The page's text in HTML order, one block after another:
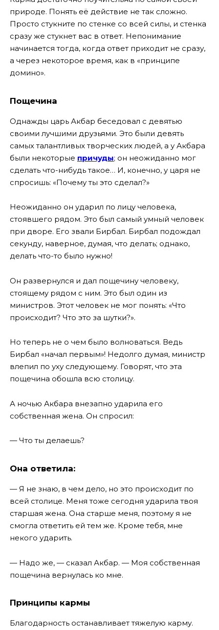
природе. Понять её действие не так сложно.
Просто стукните по стенке со всей силы, и стенка
сразу же стукнет вас в ответ. Непонимание
начинается тогда, когда ответ приходит не сразу,
а через некоторое время, как в «принципе
домино».
Пощечина
Однажды царь Акбар беседовал с девятью
своими лучшими друзьями. Это были девять
самых талантливых творческих людей, а у Акбара
были некоторые причуды; он неожиданно мог
сделать что-нибудь такое… И, конечно, у царя не
спросишь: «Почему ты это сделал?»
Неожиданно он ударил по лицу человека,
стоявшего рядом. Это был самый умный человек
при дворе. Его звали Бирбал. Бирбал подождал
секунду, наверное, думая, что делать; однако,
делать что-то было нужно!
Он развернулся и дал пощечину человеку,
стоящему рядом с ним. Это был один из
министров. Этот человек не мог понять: «Что
происходит? Что это за шутки?».
Но теперь не о чем было волноваться. Ведь
Бирбал «начал первым»! Недолго думая, министр
влепил по уху следующему. Говорят, что эта
пощечина обошла всю столицу.
А ночью Акбара внезапно ударила его
собственная жена. Он спросил:
— Что ты делаешь?
Она ответила:
— Я не знаю, в чем дело, но это происходит по
всей столице. Меня тоже сегодня ударила твоя
старшая жена. Она старше меня, поэтому я не
смогла ответить ей тем же. Кроме тебя, мне
некого ударить.
— Надо же, — сказал Акбар. — Моя собственная
пощечина вернулась ко мне.
Принципы кармы
Благодарность останавливает тяжелую карму.